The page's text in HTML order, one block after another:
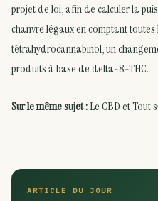
projet de loi, afin de calculer la
chanvre légaux en comptant
tétrahydrocannabinol, un
produits à base de delta-8-THC.
Sur le même sujet :Le CBDetTout
ARTICLE DU JOUR